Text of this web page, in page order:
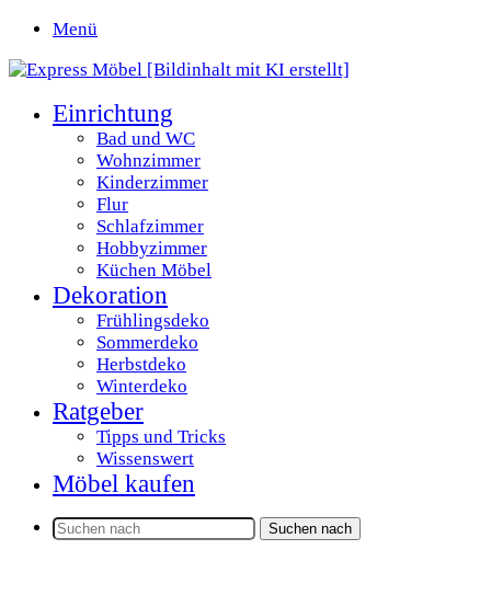
Menü
Einrichtung
Bad und WC
Wohnzimmer
Kinderzimmer
Flur
Schlafzimmer
Hobbyzimmer
Küchen Möbel
Dekoration
Frühlingsdeko
Sommerdeko
Herbstdeko
Winterdeko
Ratgeber
Tipps und Tricks
Wissenswert
Möbel kaufen
Suchen nach